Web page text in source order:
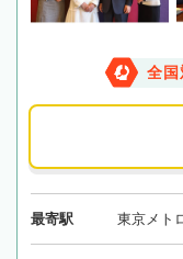
全国
最寄駅 東京メト